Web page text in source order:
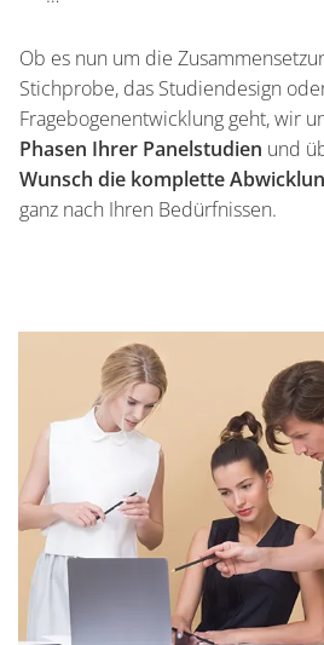
Ob es nun um die
Stichprobe, das Studiendesign
Fragebogenentwicklung geht, wir
Phasen Ihrer Panelstudien und
Wunsch die komplette
ganz nach Ihren Bedürfnissen.